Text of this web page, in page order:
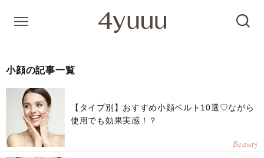
小顔の記事一覧
【タイプ別】おすすめ小顔ベルト10選♡ながら
使用でも効果実感！？
Beauty